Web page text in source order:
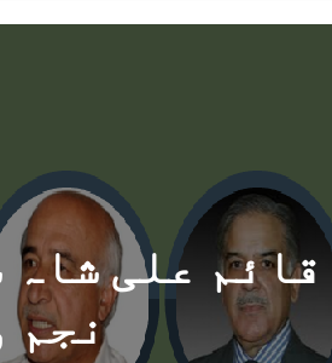
قائم علی
نجم